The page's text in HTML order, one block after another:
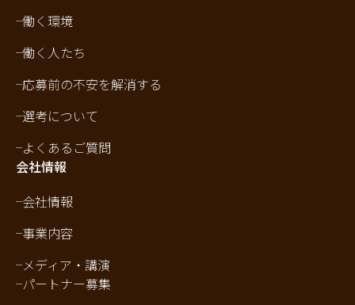
働く環境
働く人たち
応募前の不安を解消する
選考について
よくあるご質問
会社情報
会社情報
事業内容
メディア・講演
パートナー募集